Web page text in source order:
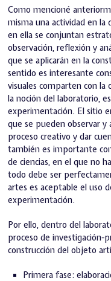
Como mencioné
misma una actividad en la
en ella se conjuntan
observación, reflexión y
que se aplicarán en la
sentido es interesante
visuales comparten con la
la noción del laboratorio,
experimentación. El sitio
que se pueden observar y
proceso creativo y dar
también es importante
de ciencias, en el que no
todo debe ser
artes es aceptable el uso
experimentación.
Por ello, dentro del
proceso de investigación-
construcción del objeto
Primera fase: